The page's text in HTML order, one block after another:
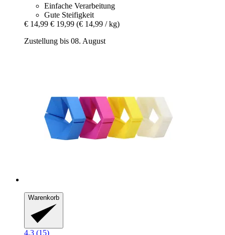
Einfache Verarbeitung
Gute Steifigkeit
€ 14,99 € 19,99 (€ 14,99 / kg)
Zustellung bis 08. August
Warenkorb
4.3 (15)